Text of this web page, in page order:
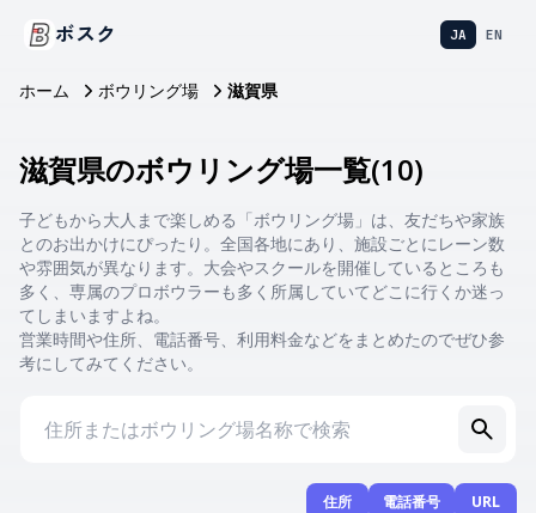
ボスク JA EN
ホーム ボウリング場 滋賀県
滋賀県のボウリング場一覧(10)
子どもから大人まで楽しめる「ボウリング場」は、友だちや家族
とのお出かけにぴったり。全国各地にあり、施設ごとにレーン数
や雰囲気が異なります。大会やスクールを開催しているところも
多く、専属のプロボウラーも多く所属していてどこに行くか迷っ
てしまいますよね。
営業時間や住所、電話番号、利用料金などをまとめたのでぜひ参
考にしてみてください。
住所 電話番号 URL